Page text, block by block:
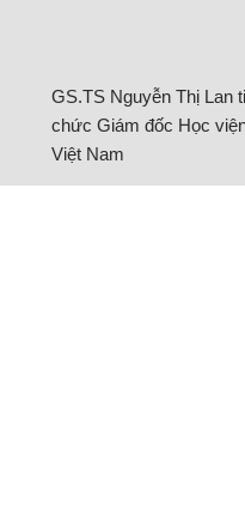
GS.TS Nguyễn Thị Lan
chức Giám đốc Học
Việt Nam